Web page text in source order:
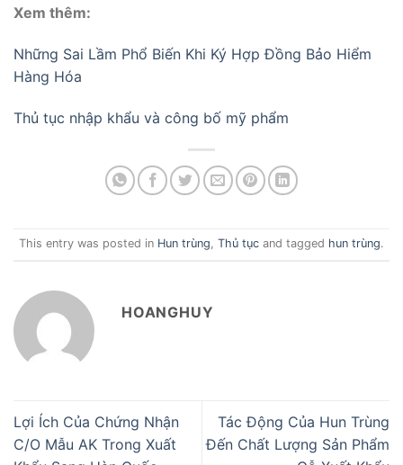
Xem thêm:
Những Sai Lầm Phổ Biến Khi Ký Hợp Đồng Bảo Hiểm
Hàng Hóa
Thủ tục nhập khẩu và công bố mỹ phẩm
This entry was posted in Hun trùng, Thủ tục and tagged hun trùng.
HOANGHUY
Lợi Ích Của Chứng Nhận
C/O Mẫu AK Trong Xuất
Tác Động Của Hun Trùng
Đến Chất Lượng Sản Phẩm